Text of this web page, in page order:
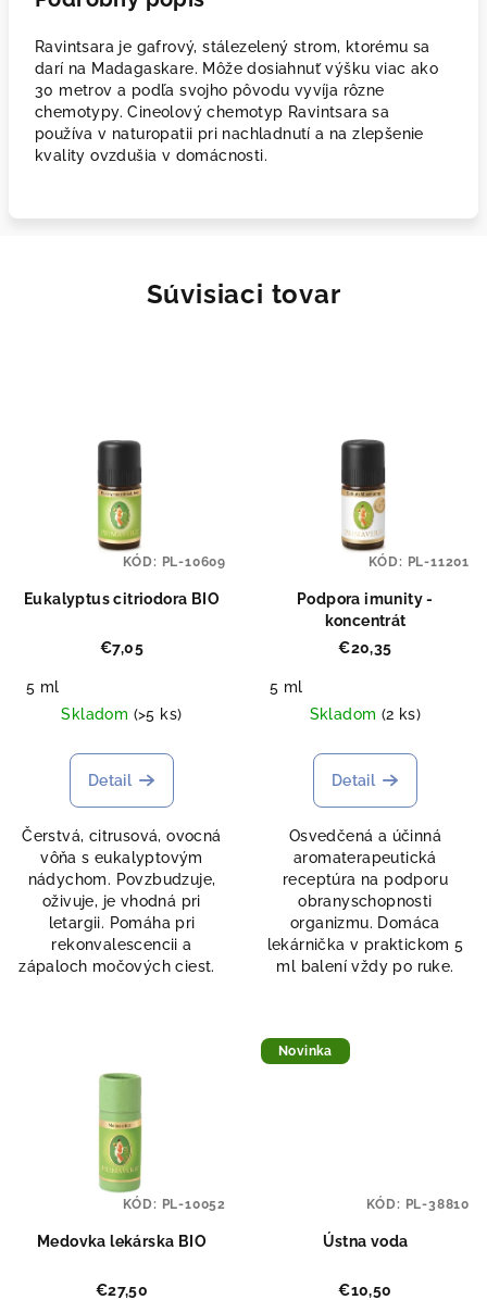
Ravintsara je gafrový, stálezelený strom, ktorému sa
darí na Madagaskare. Môže dosiahnuť výšku viac ako
30 metrov a podľa svojho pôvodu vyvíja rôzne
chemotypy. Cineolový chemotyp Ravintsara sa
používa v naturopatii pri nachladnutí a na zlepšenie
kvality ovzdušia v domácnosti.
Súvisiaci tovar
Eukalyptus citriodora BIO
€7,05
5 ml
Skladom (>5 ks)
Detail
Čerstvá, citrusová, ovocná
vôňa s eukalyptovým
nádychom. Povzbudzuje,
oživuje, je vhodná pri
letargii. Pomáha pri
rekonvalescencii a
zápaloch močových ciest.
KÓD: PL-10609
Podpora imunity -
koncentrát
€20,35
5 ml
Skladom (2 ks)
Detail
Osvedčená a účinná
aromaterapeutická
receptúra na podporu
obranyschopnosti
organizmu. Domáca
lekárnička v praktickom 5
ml balení vždy po ruke.
KÓD: PL-11201
Medovka lekárska BIO
€27,50
KÓD: PL-10052
Novinka
Ústna voda
€10,50
KÓD: PL-38810